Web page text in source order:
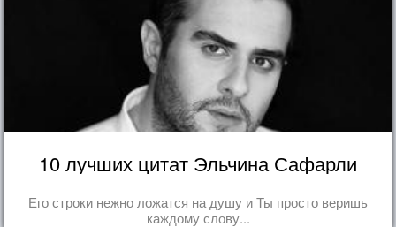
10 лучших цитат Эльчина Сафарли
Его строки нежно ложатся на душу и Ты просто веришь
каждому слову...